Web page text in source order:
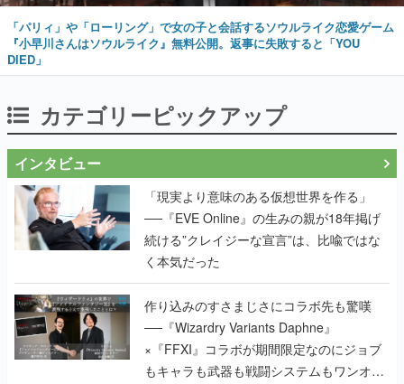
「パリィ」や「ローリング」で女の子と会話するソウルライク恋愛ゲーム
『小早川さんはソウルライク』無料公開。返事に失敗すると「YOU
DIED」
カテゴリーピックアップ
インタビュー
「現実より意味のある仮想世界を作る」
──『EVE Online』の生みの親が18年掲げ
続ける”クレイジーな宣言”は、比喩ではな
く本気だった
作り込みのすさまじさにコラボ先も驚嘆
──『Wizardry Variants Daphne』
×『FFXI』コラボが期間限定なのにジョブ
もキャラも武器も戦闘システムもワンオフ